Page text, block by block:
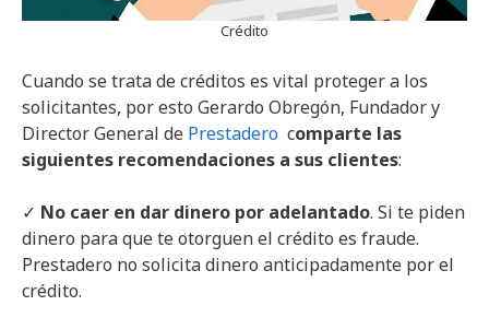
Crédito
Cuando se trata de créditos es vital proteger a los
solicitantes, por esto Gerardo Obregón, Fundador y
Director General de Prestadero comparte las
siguientes recomendaciones a sus clientes:
✓ No caer en dar dinero por adelantado. Si te piden
dinero para que te otorguen el crédito es fraude.
Prestadero no solicita dinero anticipadamente por el
crédito.